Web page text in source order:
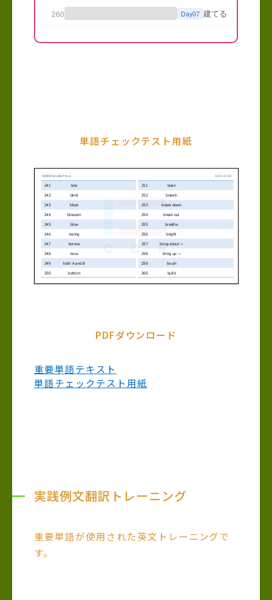
単語チェックテスト用紙
PDFダウンロード
重要単語テキスト
単語チェックテスト用紙
実践例文翻訳トレーニング
重要単語が使用された英文トレーニングで
す。